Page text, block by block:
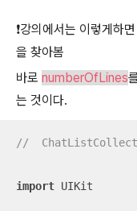
❗️강의에서는 이렇게하
을 찾아봄
바로 numberOfLines
는 것이다.
//
import UIKit